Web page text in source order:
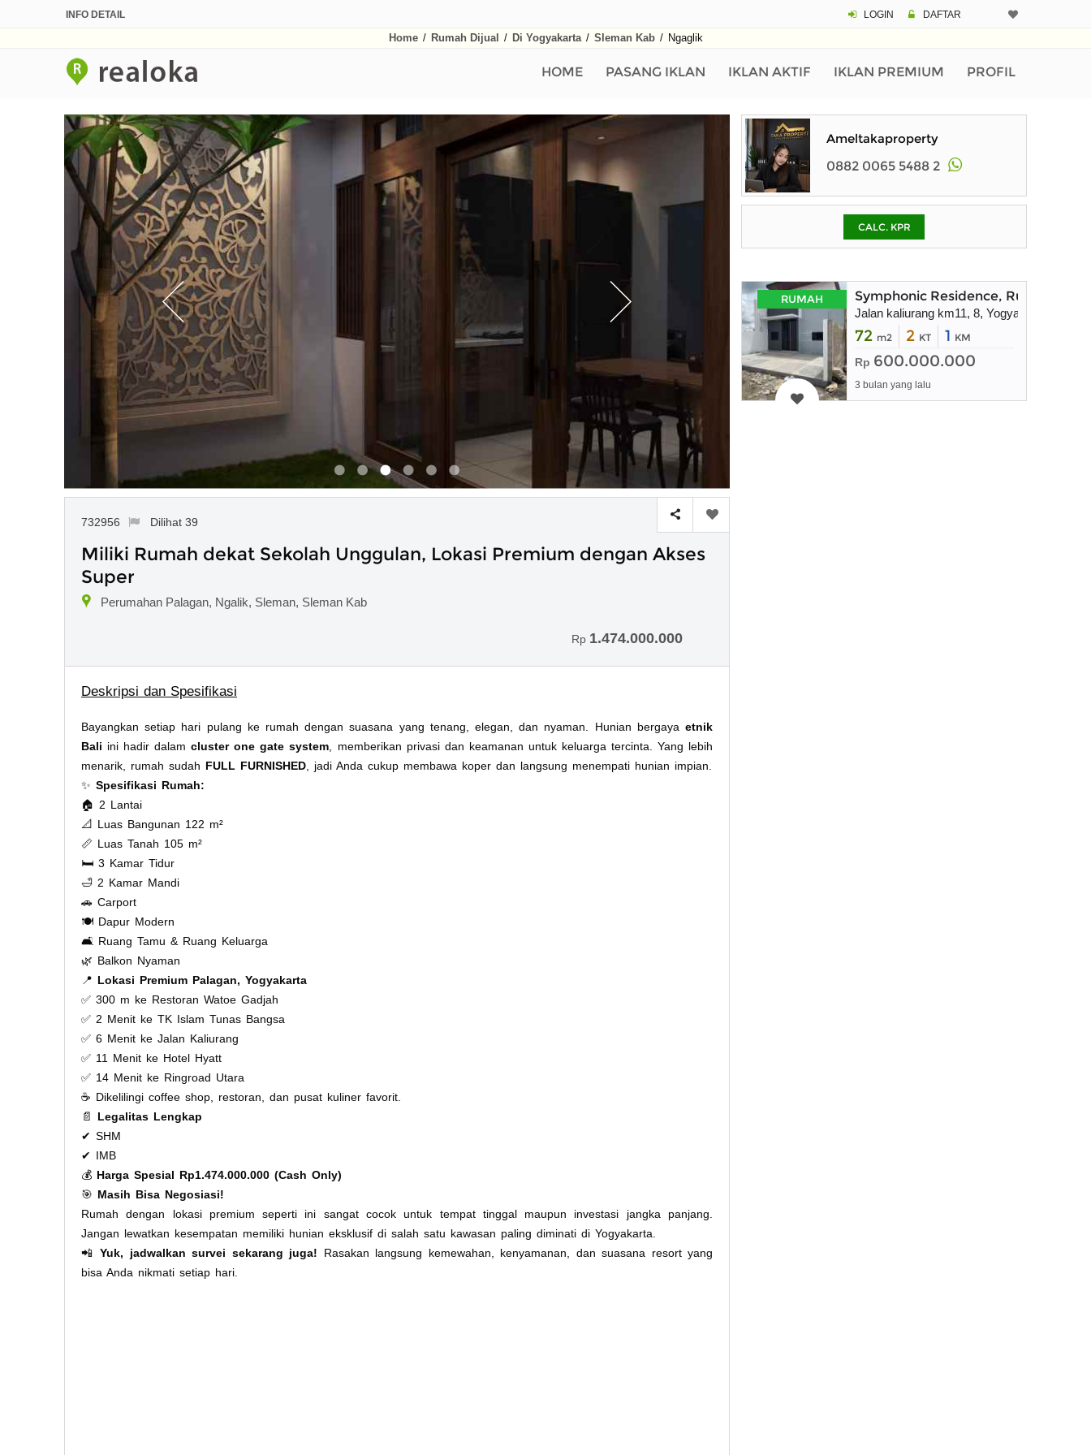
INFO DETAIL LOGIN DAFTAR
Home / Rumah Dijual / Di Yogyakarta / Sleman Kab / Ngaglik
HOME PASANG IKLAN IKLAN AKTIF IKLAN PREMIUM PROFIL
732956 Dilihat 39
Miliki Rumah dekat Sekolah Unggulan, Lokasi Premium dengan Akses
Super
Perumahan Palagan, Ngalik, Sleman, Sleman Kab
Rp 1.474.000.000
Deskripsi dan Spesifikasi
Bayangkan setiap hari pulang ke rumah dengan suasana yang tenang, elegan, dan nyaman. Hunian bergaya etnik
Bali ini hadir dalamcluster one gate system , memberikan privasi dan keamanan untuk keluarga tercinta. Yang lebih
menarik, rumah sudah FULL FURNISHED , jadi Anda cukup membawa koper dan langsung menempati hunian impian.
✨ Spesifikasi Rumah:
🏠 2 Lantai
📐 Luas Bangunan 122 m²
📏 Luas Tanah 105 m²
🛏️ 3 Kamar Tidur
🛁 2 Kamar Mandi
🚗 Carport
🍽️ Dapur Modern
🛋️ Ruang Tamu & Ruang Keluarga
🌿 Balkon Nyaman
📍 Lokasi Premium Palagan, Yogyakarta
✅ 300 m ke Restoran Watoe Gadjah
✅ 2 Menit ke TK Islam Tunas Bangsa
✅ 6 Menit ke Jalan Kaliurang
✅ 11 Menit ke Hotel Hyatt
✅ 14 Menit ke Ringroad Utara
☕ Dikelilingi coffee shop, restoran, dan pusat kuliner favorit.
📄 Legalitas Lengkap
✔ SHM
✔ IMB
💰 Harga Spesial Rp1.474.000.000 (Cash Only)
🎯 Masih Bisa Negosiasi!
Rumah dengan lokasi premium seperti ini sangat cocok untuk tempat tinggal maupun investasi jangka panjang.
Jangan lewatkan kesempatan memiliki hunian eksklusif di salah satu kawasan paling diminati di Yogyakarta.
📲 Yuk, jadwalkan survei sekarang juga! Rasakan langsung kemewahan, kenyamanan, dan suasana resort yang
bisa Anda nikmati setiap hari.
Pinjaman (PIN)
pada kotak-
Ameltakaproperty
0882 0065 5488 2
CALC. KPR
RUMAH Symphonic Residence, Rumah
Jalan kaliurang km11, 8, Yogyakarta
72 m2 2 KT 1 KM
Rp 600.000.000
3 bulan yang lalu